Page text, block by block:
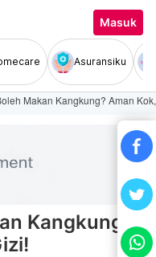
Masuk
Asuransiku
Makan Kangkung? Aman
Kangkung?